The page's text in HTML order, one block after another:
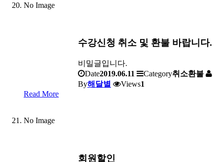
No Image
수강신청 취소 및 환불 바랍니다.
비밀글입니다.
Date2019.06.11 Category취소환불
By해달별 Views1
Read More
No Image
회원할인